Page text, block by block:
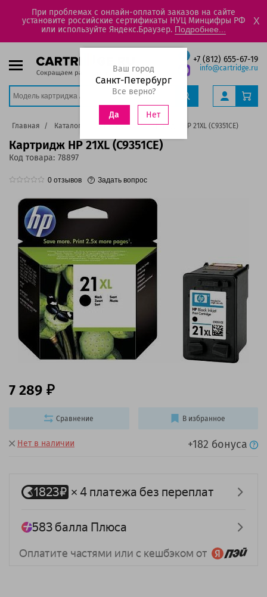
При проблемах с онлайн-оплатой заказов на сайте
установите российские сертификаты НУЦ Минцифры РФ
или используйте Яндекс.Браузер. Подробнее...
X
+7 (812) 655-67-19
info@cartridge.ru
Ваш город
Санкт-Петербург
Все верно?
Да Нет
Главная Каталог Картриджи Картридж HP 21XL (C9351CE)
Картридж HP 21XL (C9351CE)
Код товара: 78897
0 отзывов Задать вопрос
Нет в наличии +182 бонуса
7 289
Сравнение В избранное